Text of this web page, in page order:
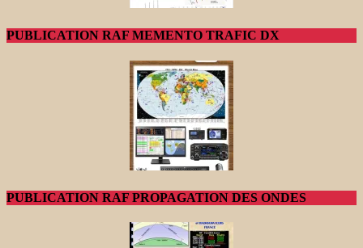
PUBLICATION RAF MEMENTO TRAFIC DX
PUBLICATION RAF PROPAGATION DES ONDES